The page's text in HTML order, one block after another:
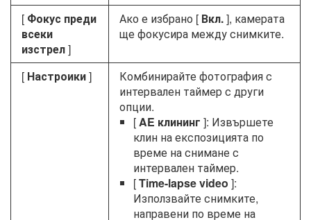
[ Фокус преди
всеки
изстрел]
Ако е избрано [ Вкл.], камерата
ще фокусира между снимките.
[ Настроики]
Комбинирайте фотография с
интервален таймер с други
опции.
[AE клининг ]: Извършете
клин на експозицията по
време на снимане с
интервален таймер.
[Time-lapse video ]:
Използвайте снимките,
направени по време на